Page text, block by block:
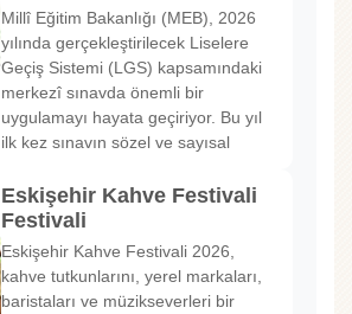
Millî Eğitim Bakanlığı (MEB), 2026
yılında gerçekleştirilecek Liselere
Geçiş Sistemi (LGS) kapsamındaki
merkezî sınavda önemli bir
uygulamayı hayata geçiriyor. Bu yıl
ilk kez sınavın sözel ve sayısal
Eskişehir Kahve Festivali
Festivali
Eskişehir Kahve Festivali 2026,
kahve tutkunlarını, yerel markaları,
baristaları ve müzikseverleri bir